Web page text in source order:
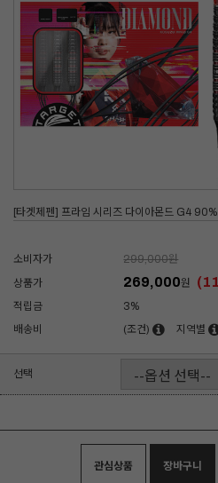
[타겟제펜] 프라임 시리즈 다이아몬드 G4
소비자가 299,000원
상품가
269,000원 (11
적립금
3%
배송비
(조건) 지역별
선택
관심상품 장바구니